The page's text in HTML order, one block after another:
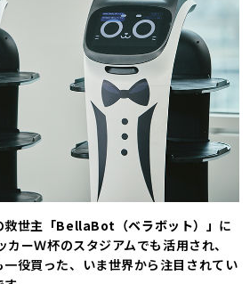
世主 「BellaBot（ベラボット）」 に
ーＷ杯のスタジアムでも活用され、
役買った、いま世界から注目されてい